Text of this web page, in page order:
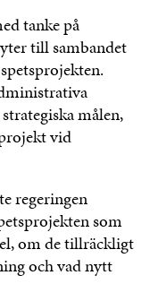
tanke på
till sambandet
målen,
vid
regeringen
som
om de tillräckligt
och vad nytt